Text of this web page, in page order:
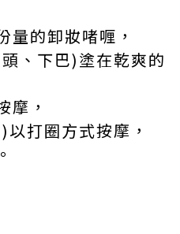
量的卸妝啫喱，
、下巴)塗在乾爽的
摩，
)以打圈方式按摩，